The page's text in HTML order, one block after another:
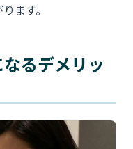
ます。
るデメリッ